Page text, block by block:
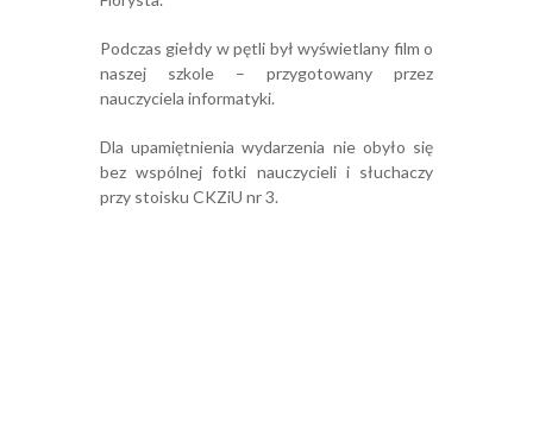
Podczas giełdy w pętli był wyświetlany film o
naszej szkole – przygotowany przez
nauczyciela informatyki.
Dla upamiętnienia wydarzenia nie obyło się
bez wspólnej fotki nauczycieli i słuchaczy
przy stoisku CKZiU nr 3.